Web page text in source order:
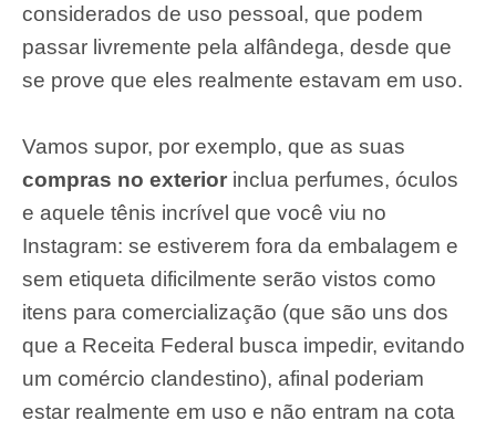
considerados de uso pessoal, que podem
passar livremente pela alfândega, desde que
se prove que eles realmente estavam em uso.
Vamos supor, por exemplo, que as suas
compras no exterior inclua perfumes, óculos
e aquele tênis incrível que você viu no
Instagram: se estiverem fora da embalagem e
sem etiqueta dificilmente serão vistos como
itens para comercialização (que são uns dos
que a Receita Federal busca impedir, evitando
um comércio clandestino), afinal poderiam
estar realmente em uso e não entram na cota